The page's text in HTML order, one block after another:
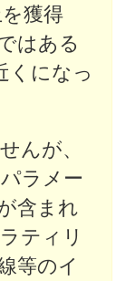
獲得
はある
くになっ
んが、
ラメー
含まれ
ティリ
等のイ